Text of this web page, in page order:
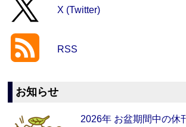
X (Twitter)
RSS
お知らせ
2026年 お盆期間中の休